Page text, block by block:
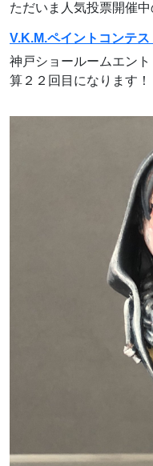
ただいま人気投票開催中
V.K.M.ペイントコンテス
神戸ショールームエン
算２２回目になります！